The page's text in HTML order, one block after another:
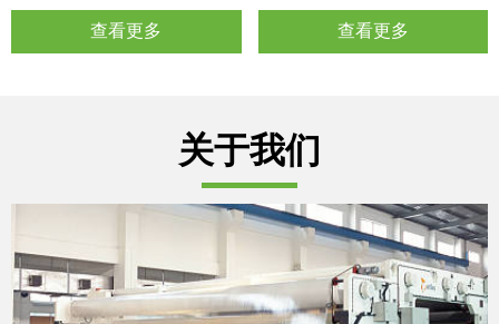
查看更多 查看更多
关于我们